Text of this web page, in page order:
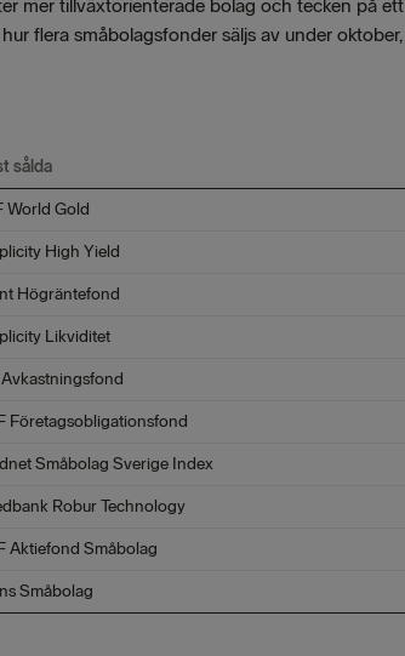
mer tillväxtorienterade bolag och tecken på ett
flera småbolagsfonder säljs av under oktober,
sålda
World Gold
High Yield
Högräntefond
Likviditet
Företagsobligationsfond
Småbolag Sverige Index
Robur Technology
Aktiefond Småbolag
Småbolag